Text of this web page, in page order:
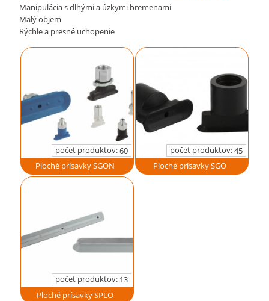
Manipulácia s dlhými a úzkymi bremenami
Malý objem
Rýchle a presné uchopenie
počet produktov:60
Ploché prísavky SGON
počet produktov:45
Ploché prísavky SGO
počet produktov: 13
Ploché prísavky SPLO